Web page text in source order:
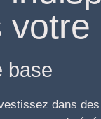
base
dans des